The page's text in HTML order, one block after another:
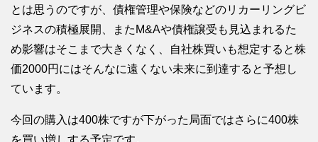
とは思うのですが、債権管理や保険などのリカーリングビ
ジネスの積極展開、またM&Aや債権譲受も見込まれるた
め影響はそこまで大きくなく、自社株買いも想定すると株
価2000円にはそんなに遠くない未来に到達すると予想し
ています。
今回の購入は400株ですが下がった局面ではさらに400株